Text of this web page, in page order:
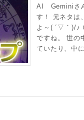
AI Geminiさ
す！ 元ネタは
よ～( ´▽｀)/♪
ですね。 世の
ていたり、中